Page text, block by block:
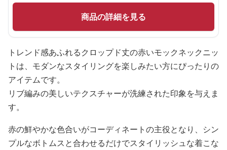
商品の詳細を見る
トレンド感あふれるクロップド丈の赤いモックネックニッ
トは、モダンなスタイリングを楽しみたい方にぴったりの
アイテムです。
リブ編みの美しいテクスチャーが洗練された印象を与えま
す。
赤の鮮やかな色合いがコーディネートの主役となり、シン
プルなボトムスと合わせるだけでスタイリッシュな着こな